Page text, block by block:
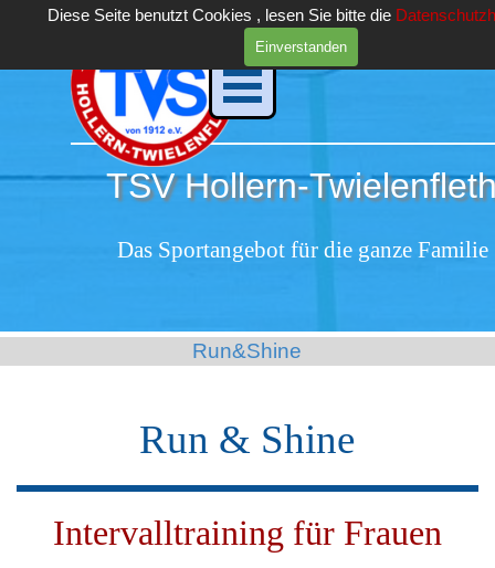
Diese Seite benutzt Cookies , lesen Sie bitte die
Einverstanden
Direkt zum Seiteninhalt
Menü überspringen
TSV Hollern-
Das Sportangebot für die ganze Familie
Run&Shine
Run & Shine
Intervalltraining für Frauen